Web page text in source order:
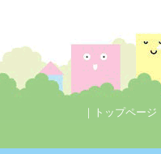
｜ トップページ